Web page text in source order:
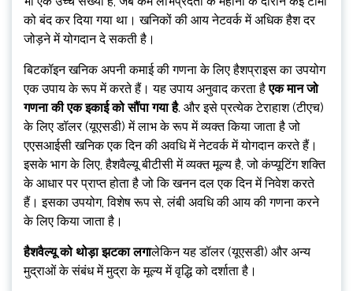
को बंद कर दिया गया था। खनिकों की आय नेटवर्क में अधिक हैश दर
जोड़ने में योगदान दे सकती है।
बिटकॉइन खनिक अपनी कमाई की गणना के लिए हैशप्राइस का उपयोग
एक उपाय के रूप में करते हैं। यह उपाय अनुवाद करता हैएक मान जो
गणना की एक इकाई को सौंपा गया है. और इसे प्रत्येक टेराहाश (टीएच)
के लिए डॉलर (यूएसडी) में लाभ के रूप में व्यक्त किया जाता है जो
एएसआईसी खनिक एक दिन की अवधि में नेटवर्क में योगदान करते हैं।
इसके भाग के लिए, हैशवैल्यू बीटीसी में व्यक्त मूल्य है, जो कंप्यूटिंग शक्ति
के आधार पर प्राप्त होता है जो कि खनन दल एक दिन में निवेश करते
हैं। इसका उपयोग, विशेष रूप से, लंबी अवधि की आय की गणना करने
के लिए किया जाता है।
हैशवैल्यू को थोड़ा झटका लगालेकिन यह डॉलर (यूएसडी) और अन्य
मुद्राओं के संबंध में मुद्रा के मूल्य में वृद्धि को दर्शाता है।